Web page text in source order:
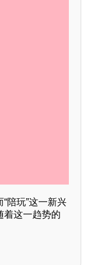
陪玩”这一新兴
着这一趋势的